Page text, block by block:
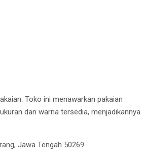
Toko ini menawarkan pakaian
dan warna tersedia, menjadikannya
Jawa Tengah 50269